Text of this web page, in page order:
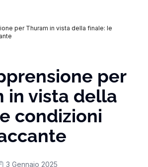
per Thuram in vista della finale: le
per
in vista della
condizioni
3 Gennaio 2025